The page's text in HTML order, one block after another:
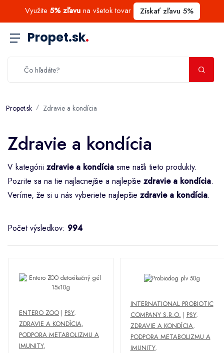
Využite 5% zľavu na všetok tovar Získať zľavu 5%
Propet.sk.
Propet.sk Zdravie a kondícia
Zdravie a kondícia
V kategórii zdravie a kondícia sme našli tieto produkty.
Pozrite sa na tie najlacnejšie a najlepšie zdravie a kondícia.
Veríme, že si u nás vyberiete najlepšie zdravie a kondícia.
Počet výsledkov: 994
ENTERO ZOO | PSY,
ZDRAVIE A KONDÍCIA,
PODPORA METABOLIZMU A
IMUNITY,
INTERNATIONAL PROBIOTIC
COMPANY S.R.O. | PSY,
ZDRAVIE A KONDÍCIA,
PODPORA METABOLIZMU A
IMUNITY,